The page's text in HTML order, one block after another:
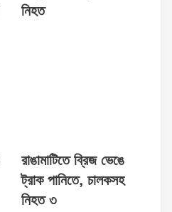
নিহত
রাঙামাটিতে ব্রিজ ভেঙে
ট্রাক পানিতে, চালকসহ
নিহত ৩